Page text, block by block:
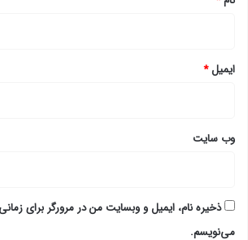
ایمیل*
وب‌ سایت
ذخیره نام، ایمیل و وبسایت من در مرورگر برای
می‌نویسم.